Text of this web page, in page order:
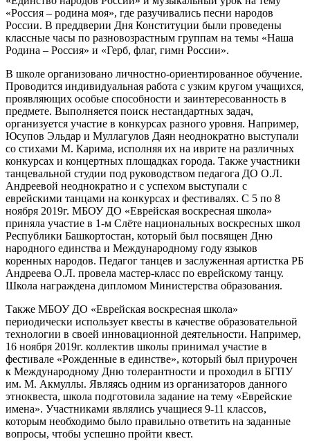
«Россия – родина моя», где разучивались песни народов
России. В преддверии Дня Конституции были проведены
классные часы по разновозрастным группам на темы «Наша
Родина – Россия» и «Герб, флаг, гимн России».
В школе организовано личностно-ориентированное обучение.
Проводится индивидуальная работа с узким кругом учащихся,
проявляющих особые способности и заинтересованность в
предмете. Выполняется поиск нестандартных задач,
организуется участие в конкурсах разного уровня. Например,
Юсупов Эльдар и Муллагулов Даян неоднократно выступали
со стихами М. Карима, исполняя их на иврите на различных
конкурсах и концертных площадках города. Также участники
танцевальной студии под руководством педагога ДО О.Л.
Андреевой неоднократно и с успехом выступали с
еврейскими танцами на конкурсах и фестивалях. С 5 по 8
ноября 2019г. МБОУ ДО «Еврейская воскресная школа»
приняла участие в 1-м Слёте национальных воскресных школ
Республики Башкортостан, который был посвящен Дню
народного единства и Международному году языков
коренных народов. Педагог танцев и заслуженная артистка РБ
Андреева О.Л. провела мастер-класс по еврейскому танцу.
Школа награждена дипломом Министерства образования.
Также МБОУ ДО «Еврейская воскресная школа»
периодически использует квесты в качестве образовательной
технологии в своей инновационной деятельности. Например,
16 ноября 2019г. коллектив школы принимал участие в
фестивале «Рожденные в единстве», который был приурочен
к Международному Дню толерантности и проходил в БГПУ
им. М. Акмуллы. Являясь одним из организаторов данного
этноквеста, школа подготовила задание на тему «Еврейские
имена». Участниками являлись учащиеся 9-11 классов,
которым необходимо было правильно ответить на заданные
вопросы, чтобы успешно пройти квест.